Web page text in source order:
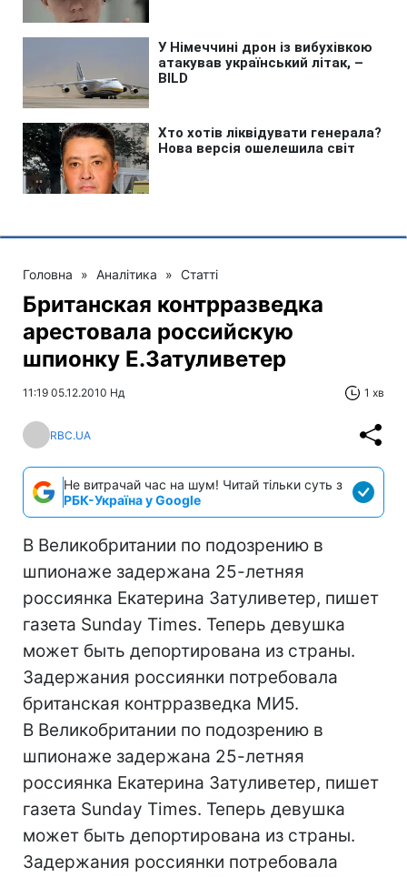
Головна » Аналітика » Статті
Британская контрразведка
арестовала российскую
шпионку Е.Затуливетер
11:19 05.12.2010 Нд 1 хв
RBC.UA
Не витрачай час на шум! Читай тільки суть з
РБК-Україна у Google
В Великобритании по подозрению в
шпионаже задержана 25-летняя
россиянка Екатерина Затуливетер, пишет
газета Sunday Times. Теперь девушка
может быть депортирована из страны.
Задержания россиянки потребовала
британская контрразведка МИ5.
В Великобритании по подозрению в
шпионаже задержана 25-летняя
россиянка Екатерина Затуливетер, пишет
газета Sunday Times. Теперь девушка
может быть депортирована из страны.
Задержания россиянки потребовала